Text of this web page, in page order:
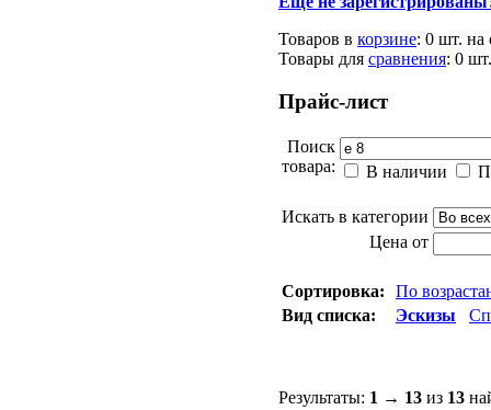
Товаров в корзине: 0 шт. на
Товары для сравнения: 0 шт.
Прайс-лист
Поиск
товара:
В наличии
Искать в категории
Цена от
Сортировка:
По
Вид списка:
Эскизы
Результаты: 1 → 13 из 13